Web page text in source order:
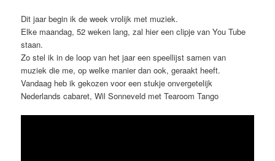
Dit jaar begin ik de week vrolijk met muziek.
Elke maandag, 52 weken lang, zal hier een clipje van You Tube
staan.
Zo stel ik in de loop van het jaar een speellijst samen van
muziek die me, op welke manier dan ook, geraakt heeft.
Vandaag heb ik gekozen voor een stukje onvergetelijk
Nederlands cabaret, Wil Sonneveld met Tearoom Tango